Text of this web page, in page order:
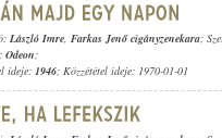
László Imre, Farkas Jenő cigányzenekara;
Odeon;
ideje: 1946; Közzététel ideje: 1970-01-01